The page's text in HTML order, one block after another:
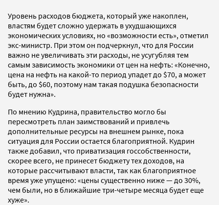
Уровень расходов бюджета, который уже накоплен,
властям будет сложно удержать в ухудшающихся
экономических условиях, но «возможности есть», отметил
экс-министр. При этом он подчеркнул, что для России
важно не увеличивать эти расходы, не усугубляя тем
самым зависимость экономики от цен на нефть: «Конечно,
цена на нефть на какой-то период упадет до $70, а может
быть, до $60, поэтому нам такая подушка безопасности
будет нужна».
По мнению Кудрина, правительство могло бы
пересмотреть план заимствований и привлечь
дополнительные ресурсы на внешнем рынке, пока
ситуация для России остается благоприятной. Кудрин
также добавил, что приватизация госсобственности,
скорее всего, не принесет бюджету тех доходов, на
которые рассчитывают власти, так как благоприятное
время уже упущено: «цены существенно ниже — до 30%,
чем были, но в ближайшие три-четыре месяца будет еще
хуже».